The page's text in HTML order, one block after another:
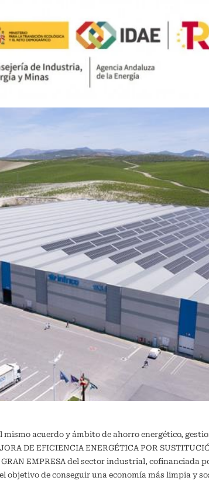
mismo acuerdo y ámbito de ahorro energético,
DE EFICIENCIA ENERGÉTICA POR
EMPRESA del sector industrial, cofinanciada
de conseguir una economía más limpia y